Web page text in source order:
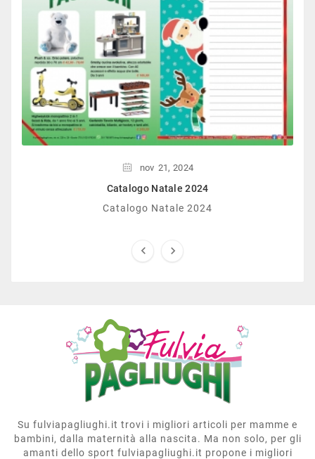
nov 21, 2024
Catalogo Natale 2024
Catalogo Natale 2024
 
Su fulviapagliughi.it trovi i migliori articoli per mamme e
bambini, dalla maternità alla nascita. Ma non solo, per gli
amanti dello sport fulviapagliughi.it propone i migliori